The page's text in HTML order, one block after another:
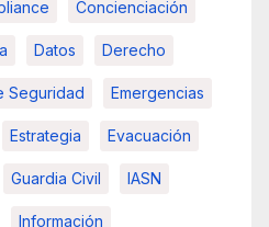
Concienciación
Datos Derecho
Seguridad Emergencias
Estrategia Evacuación
Guardia Civil IASN
Información